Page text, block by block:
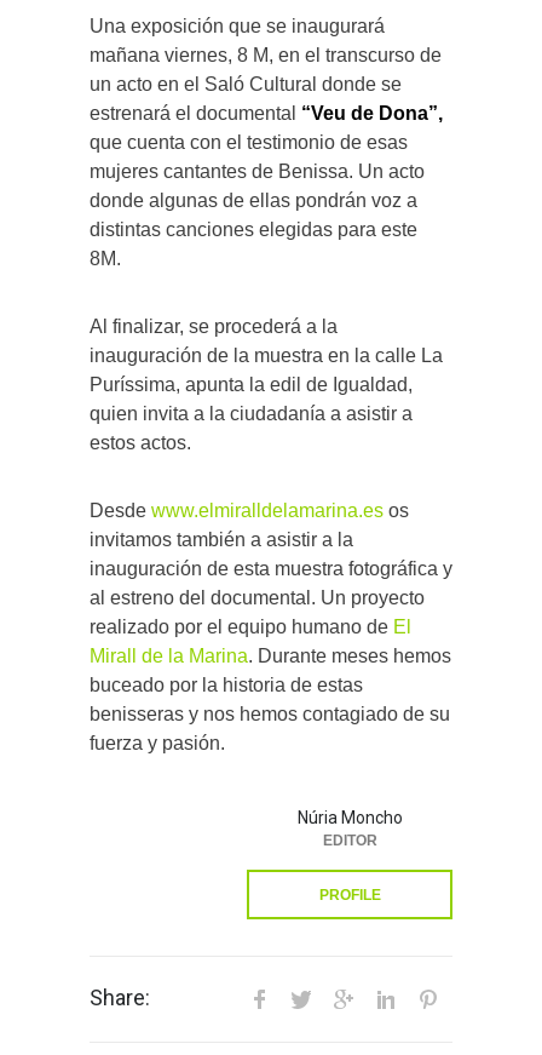
Una exposición que se inaugurará
mañana viernes, 8 M, en el transcurso de
un acto en el Saló Cultural donde se
estrenará el documental “Veu de Dona”,
que cuenta con el testimonio de esas
mujeres cantantes de Benissa. Un acto
donde algunas de ellas pondrán voz a
distintas canciones elegidas para este
8M.
Al finalizar, se procederá a la
inauguración de la muestra en la calle La
Puríssima, apunta la edil de Igualdad,
quien invita a la ciudadanía a asistir a
estos actos.
Desde www.elmiralldelamarina.es os
invitamos también a asistir a la
inauguración de esta muestra fotográfica y
al estreno del documental. Un proyecto
realizado por el equipo humano de El
Mirall de la Marina. Durante meses hemos
buceado por la historia de estas
benisseras y nos hemos contagiado de su
fuerza y pasión.
Núria Moncho
EDITOR
PROFILE
Share: